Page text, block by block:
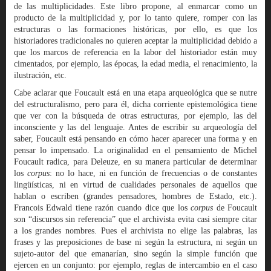
de las multiplicidades. Este libro propone, al enmarcar como un
producto de la multiplicidad y, por lo tanto quiere, romper con las
estructuras o las formaciones históricas, por ello, es que los
historiadores tradicionales no quieren aceptar la multiplicidad debido a
que los marcos de referencia en la labor del historiador están muy
cimentados, por ejemplo, las épocas, la edad media, el renacimiento, la
ilustración, etc.
Cabe aclarar que Foucault está en una etapa arqueológica que se nutre
del estructuralismo, pero para él, dicha corriente epistemológica tiene
que ver con la búsqueda de otras estructuras, por ejemplo, las del
inconsciente y las del lenguaje. Antes de escribir su arqueología del
saber, Foucault está pensando en cómo hacer aparecer una forma y en
pensar lo impensado. La originalidad en el pensamiento de Michel
Foucault radica, para Deleuze, en su manera particular de determinar
los corpus: no lo hace, ni en función de frecuencias o de constantes
lingüísticas, ni en virtud de cualidades personales de aquellos que
hablan o escriben (grandes pensadores, hombres de Estado, etc.).
Francois Edwald tiene razón cuando dice que loscorpus de Foucault
son “discursos sin referencia” que el archivista evita casi siempre citar
a los grandes nombres. Pues el archivista no elige las palabras, las
frases y las preposiciones de base ni según la estructura, ni según un
sujeto-autor del que emanarían, sino según la simple función que
ejercen en un conjunto: por ejemplo, reglas de intercambio en el caso